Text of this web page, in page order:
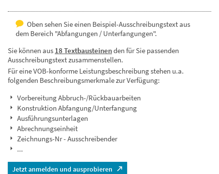
Oben sehen Sie einen Beispiel-Ausschreibungstext aus
dem Bereich "Abfangungen / Unterfangungen".
Sie können aus 18 Textbausteinenden für Sie passenden
Ausschreibungstext zusammenstellen.
Für eine VOB-konforme Leistungsbeschreibung stehen u.a.
folgenden Beschreibungsmerkmale zur Verfügung:
Vorbereitung Abbruch-/Rückbauarbeiten
Konstruktion Abfangung/Unterfangung
Ausführungsunterlagen
Abrechnungseinheit
Zeichnungs-Nr - Ausschreibender
...
Jetzt anmelden und ausprobieren